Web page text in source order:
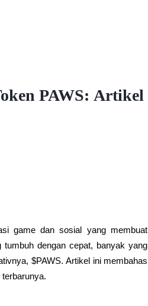
PAWS: Artikel
game dan sosial yang membuat
dengan cepat, banyak yang
$PAWS. Artikel ini membahas